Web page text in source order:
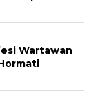
Wartawan